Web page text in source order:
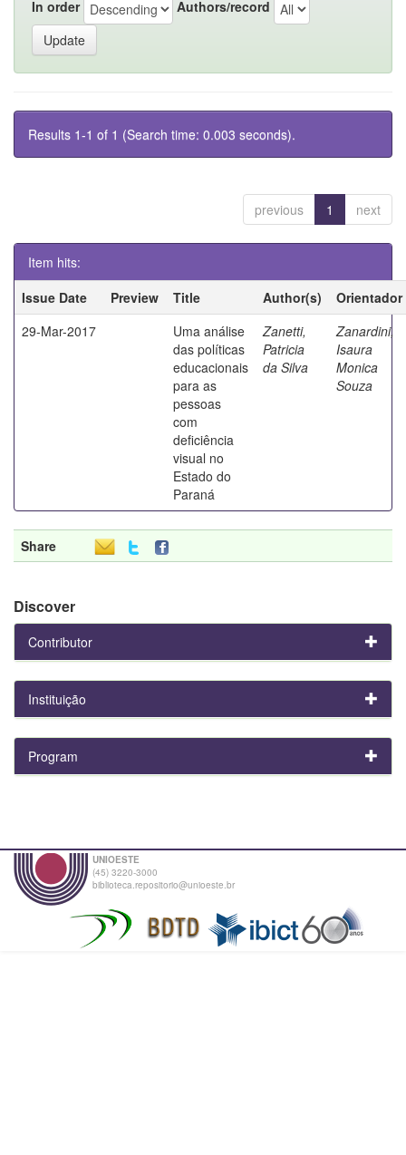
In order Authors/record
Results 1-1 of 1 (Search time: 0.003 seconds).
previous 1 next
Item hits:
Issue Date
Preview Title Author(s)
Orientador
29-Mar-2017
Uma análise
das políticas
educacionais
para as
pessoas
com
deficiência
visual no
Estado do
Paraná
Zanetti,
Patricia
da Silva
Zanardini,
Isaura
Monica
Souza
Share
Discover
Contributor
Instituição
Program
UNIOESTE
(45) 3220-3000
biblioteca.repositorio@unioeste.br